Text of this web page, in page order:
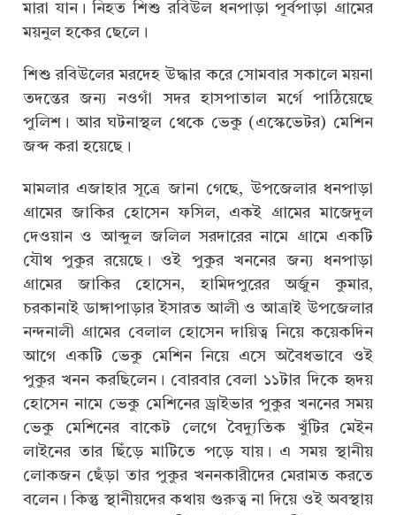
মারা যান। নিহত শিশু রবিউল ধনপাড়া পূর্বপাড়া গ্রামের
ময়নুল হকের ছেলে।
শিশু রবিউলের মরদেহ উদ্ধার করে সোমবার সকালে ময়না
তদন্তের জন্য নওগাঁ সদর হাসপাতাল মর্গে পাঠিয়েছে
পুলিশ। আর ঘটনাস্থল থেকে ভেকু (এস্কেভেটর) মেশিন
জব্দ করা হয়েছে।
মামলার এজাহার সূত্রে জানা গেছে, উপজেলার ধনপাড়া
গ্রামের জাকির হোসেন ফসিল, একই গ্রামের মাজেদুল
দেওয়ান ও আব্দুল জলিল সরদারের নামে গ্রামে একটি
যৌথ পুকুর রয়েছে। ওই পুকুর খননের জন্য ধনপাড়া
গ্রামের জাকির হোসেন, হামিদপুরের অর্জুন কুমার,
চরকানাই ডাঙ্গাপাড়ার ইসারত আলী ও আত্রাই উপজেলার
নন্দনালী গ্রামের বেলাল হোসেন দায়িত্ব নিয়ে কয়েকদিন
আগে একটি ভেকু মেশিন নিয়ে এসে অবৈধভাবে ওই
পুকুর খনন করছিলেন। বোরবার বেলা ১১টার দিকে হৃদয়
হোসেন নামে ভেকু মেশিনের ড্রাইভার পুকুর খননের সময়
ভেকু মেশিনের বাকেট লেগে বৈদ্যুতিক খুঁটির মেইন
লাইনের তার ছিঁড়ে মাটিতে পড়ে যায়। এ সময় স্থানীয়
লোকজন ছেঁড়া তার পুকুর খননকারীদের মেরামত করতে
বলেন। কিন্তু স্থানীয়দের কথায় গুরুত্ব না দিয়ে ওই অবস্থায়